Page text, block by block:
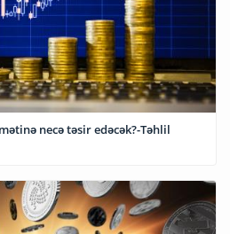
necə təsir edəcək?-Təhlil